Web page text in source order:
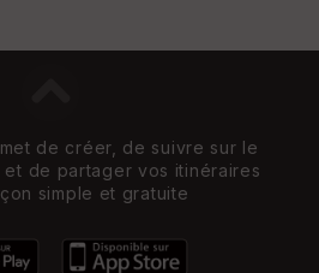
de créer, de suivre sur le
de partager vos itinéraires
simple et gratuite